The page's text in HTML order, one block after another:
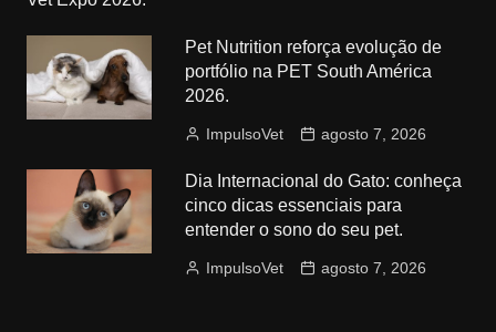
Pet Nutrition reforça evolução de
portfólio na PET South América
2026.
ImpulsoVet agosto 7, 2026
Dia Internacional do Gato: conheça
cinco dicas essenciais para
entender o sono do seu pet.
ImpulsoVet agosto 7, 2026